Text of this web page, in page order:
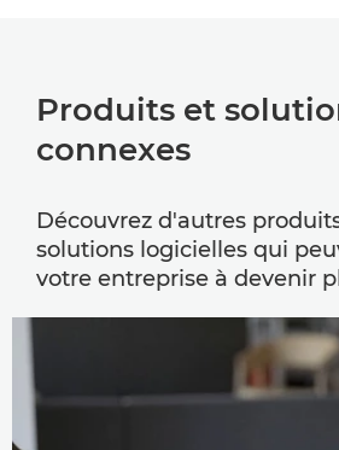
Produits et
connexes
Découvrez d'autres
solutions logicielles qui
votre entreprise à devenir